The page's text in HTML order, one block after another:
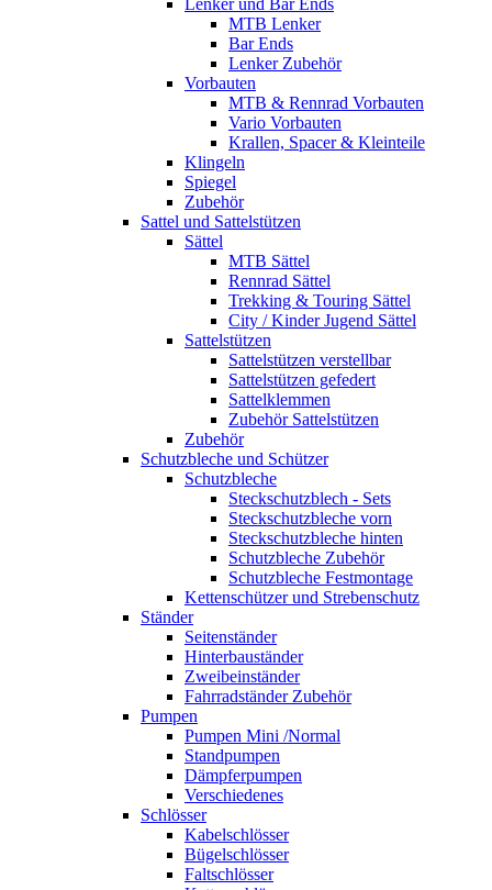
Lenker und Bar Ends
MTB Lenker
Bar Ends
Lenker Zubehör
Vorbauten
MTB & Rennrad Vorbauten
Vario Vorbauten
Krallen, Spacer & Kleinteile
Klingeln
Spiegel
Zubehör
Sattel und Sattelstützen
Sättel
MTB Sättel
Rennrad Sättel
Trekking & Touring Sättel
City / Kinder Jugend Sättel
Sattelstützen
Sattelstützen verstellbar
Sattelstützen gefedert
Sattelklemmen
Zubehör Sattelstützen
Zubehör
Schutzbleche und Schützer
Schutzbleche
Steckschutzblech - Sets
Steckschutzbleche vorn
Steckschutzbleche hinten
Schutzbleche Zubehör
Schutzbleche Festmontage
Kettenschützer und Strebenschutz
Ständer
Seitenständer
Hinterbauständer
Zweibeinständer
Fahrradständer Zubehör
Pumpen
Pumpen Mini /Normal
Standpumpen
Dämpferpumpen
Verschiedenes
Schlösser
Kabelschlösser
Bügelschlösser
Faltschlösser